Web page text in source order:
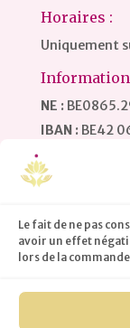
Le fait de ne pas
avoir un effet
lors de la
Horaires :
Uniquement
NE :
IBAN :BE42